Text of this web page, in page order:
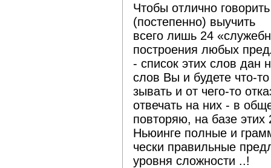
Чтобы отлично
(постепенно) выучить
всего лишь 24
построения любых
- список этих слов
слов Вы и будете что-
зывать и от чего-то
отвечать на них - в
повторяю, на базе
Ньюинге полные и
чески правильные
уровня сложности ..!